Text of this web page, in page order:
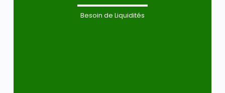
Besoin de Liquidités